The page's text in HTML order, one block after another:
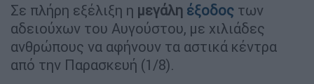
Σε πλήρη εξέλιξη η μεγάλη έξοδος των
αδειούχων του Αυγούστου, με χιλιάδες
ανθρώπους να αφήνουν τα αστικά κέντρα
από την Παρασκευή (1/8).